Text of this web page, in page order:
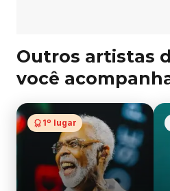
Outros artistas
você
1º lugar